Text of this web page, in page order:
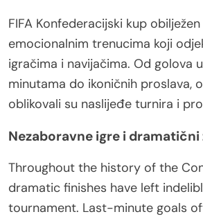
FIFA Konfederacijski kup
emocionalnim trenucima koji
igračima i navijačima. Od golova
minutama do ikoničnih proslava,
oblikovali su naslijeđe turnira i
Nezaboravne igre i
Throughout the history of the
dramatic finishes have left
tournament. Last-minute goals